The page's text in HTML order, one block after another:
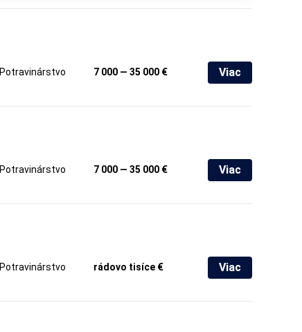
Potravinárstvo 7 000 — 35 000 € Viac
Potravinárstvo 7 000 — 35 000 € Viac
Potravinárstvo rádovo tisíce € Viac